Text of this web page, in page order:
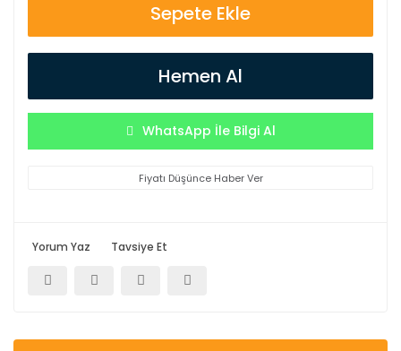
Sepete Ekle
Hemen Al
WhatsApp İle Bilgi Al
Fiyatı Düşünce Haber Ver
Yorum Yaz Tavsiye Et